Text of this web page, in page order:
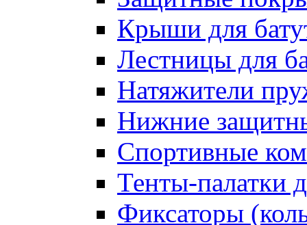
Крыши для
Лестницы для
Натяжители
Нижние
Спортивные
Тенты-палатки
Фиксаторы